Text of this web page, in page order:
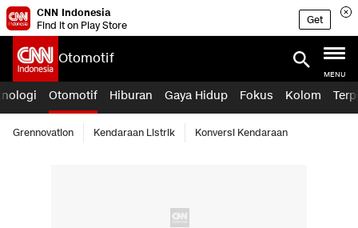
CNN Indonesia
Find it on Play Store
Get
Otomotif
MENU
Otomotif Hiburan Gaya Hidup Fokus Kolom
Grennovation Kendaraan Listrik Konversi Kendaraan